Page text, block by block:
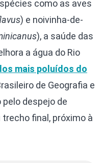
como as aves
) e noivinha-de-
), a saúde das
a água do Rio
mais poluídos do
de Geografia e
despejo de
final, próximo à